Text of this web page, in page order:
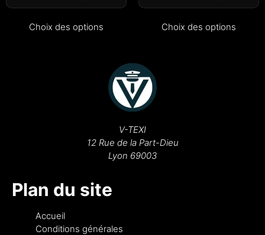
Choix des options Choix des options
V-TEXI
12 Rue de la Part-Dieu
Lyon 69003
Plan du site
Accueil
Conditions générales